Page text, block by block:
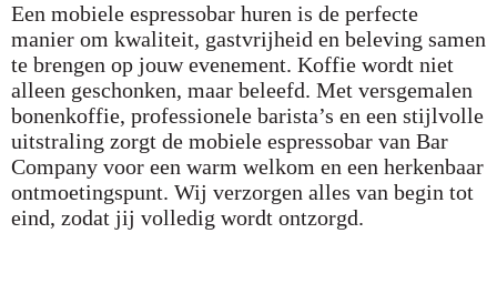
Een mobiele espressobar huren is de perfecte
manier om kwaliteit, gastvrijheid en beleving samen
te brengen op jouw evenement. Koffie wordt niet
alleen geschonken, maar beleefd. Met versgemalen
bonenkoffie, professionele barista’s en een stijlvolle
uitstraling zorgt de mobiele espressobar van Bar
Company voor een warm welkom en een herkenbaar
ontmoetingspunt. Wij verzorgen alles van begin tot
eind, zodat jij volledig wordt ontzorgd.